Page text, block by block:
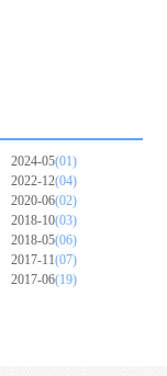
2024-05(01)
2022-12(04)
2020-06(02)
2018-10(03)
2018-05(06)
2017-11(07)
2017-06(19)